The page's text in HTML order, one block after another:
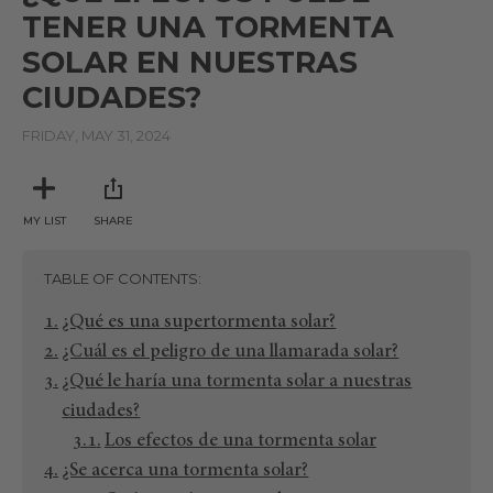
TENER UNA TORMENTA
SOLAR EN NUESTRAS
CIUDADES?
FRIDAY, MAY 31, 2024
MY LIST SHARE
TABLE OF CONTENTS
¿Qué es una supertormenta solar?
¿Cuál es el peligro de una llamarada solar?
¿Qué le haría una tormenta solar a nuestras
ciudades?
Los efectos de una tormenta solar
¿Se acerca una tormenta solar?